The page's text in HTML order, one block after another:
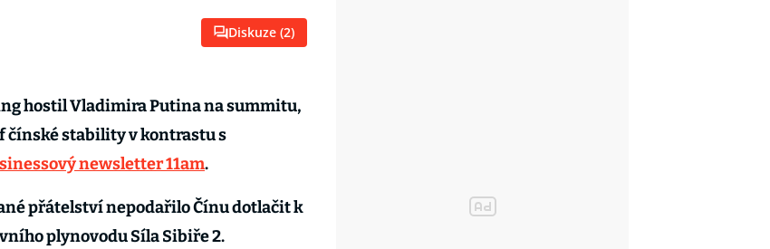
Diskuze (2)
hostil Vladimira Putina na summitu,
stability v kontrastu s
newsletter 11am.
přátelství nepodařilo Čínu dotlačit k
plynovodu Síla Sibiře 2.